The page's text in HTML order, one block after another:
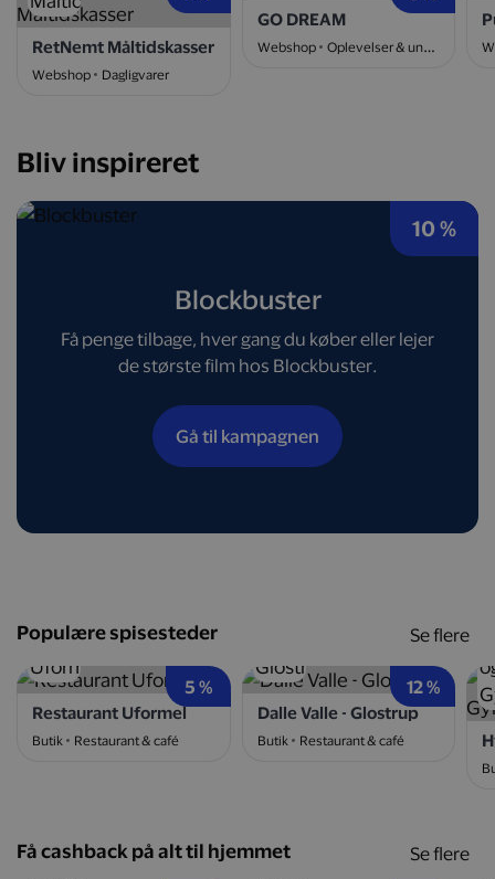
RetNemt Måltidskasser
Webshop Dagligvarer
GO DREAM
Webshop Oplevelser & underholdning
Bliv inspireret
10 %
Blockbuster
Få penge tilbage, hver gang du køber eller lejer
de største film hos Blockbuster.
Gå til kampagnen
Populære spisesteder
5 %
Restaurant Uformel
Butik Restaurant & café
12 %
Dalle Valle - Glostrup
Butik
Restaurant & café
Se flere
Få cashback på alt til hjemmet Se flere